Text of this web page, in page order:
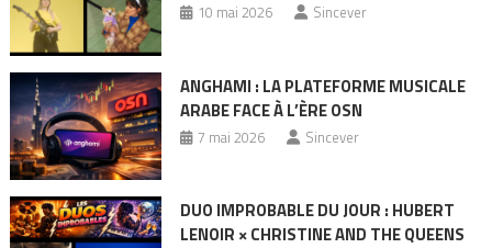
10 mai 2026 Sincever
ANGHAMI : LA PLATEFORME MUSICALE
ARABE FACE À L’ÈRE OSN
7 mai 2026 Sincever
DUO IMPROBABLE DU JOUR : HUBERT
LENOIR × CHRISTINE AND THE QUEENS